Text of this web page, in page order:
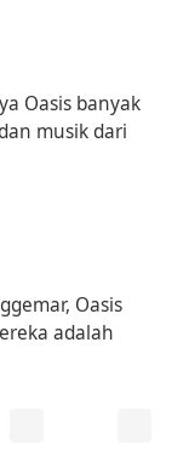
Oasis banyak
musik dari
Oasis
adalah